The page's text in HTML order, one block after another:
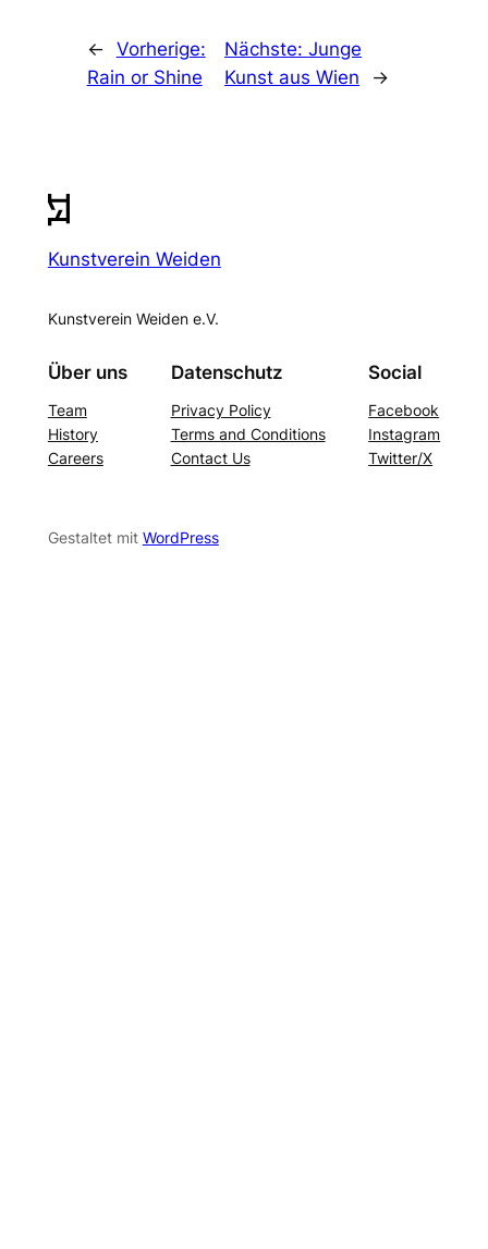
← Vorherige:
Rain or Shine
Nächste:Junge
Kunst aus Wien
→
Kunstverein Weiden
Kunstverein Weiden e.V.
Über uns
Team
History
Careers
Datenschutz
Privacy Policy
Terms and Conditions
Contact Us
Social
Facebook
Instagram
Twitter/X
Gestaltet mit WordPress